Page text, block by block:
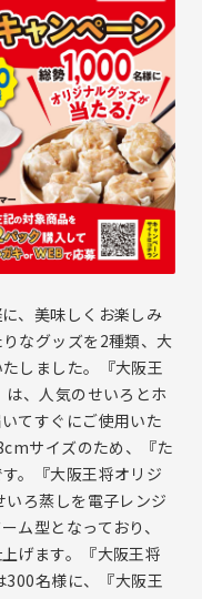
、美味しくお楽しみ
なグッズを2種類、大
しました。『大阪王
、人気のせいろとホ
てすぐにご使用いた
サイズのため、『た
。『大阪王将オリジ
ろ蒸しを電子レンジ
ム型となっており、
げます。『大阪王将
300名様に、『大阪王